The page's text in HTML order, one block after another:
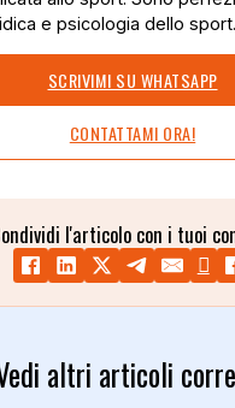
e psicologia dello sport.
SCRIVIMI SU WHATSAPP
CONTATTAMI ORA!
l'articolo con i tuoi
altri articoli